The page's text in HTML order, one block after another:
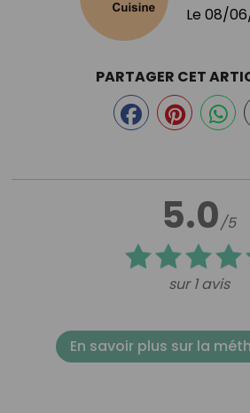
Le 08/
5.0/5
sur 1 avis
PARTAGER CET
En savoir plus sur la